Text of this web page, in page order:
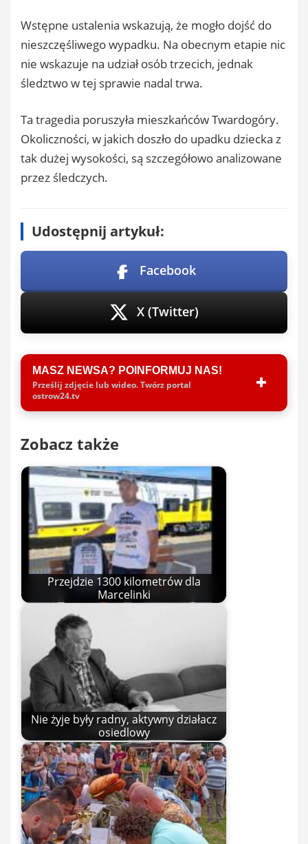
Wstępne ustalenia wskazują, że mogło dojść do
nieszczęśliwego wypadku. Na obecnym etapie nic
nie wskazuje na udział osób trzecich, jednak
śledztwo w tej sprawie nadal trwa.
Ta tragedia poruszyła mieszkańców Twardogóry.
Okoliczności, w jakich doszło do upadku dziecka z
tak dużej wysokości, są szczegółowo analizowane
przez śledczych.
Udostępnij artykuł:
Facebook
X (Twitter)
MASZ NEWSA? POINFORMUJ NAS!
Prześlij zdjęcie lub wideo. Twórz portal
ostrow24.tv
Zobacz także
Przejdzie 1300 kilometrów dla
Marcelinki
Nie żyje były radny, aktywny działacz
osiedlowy